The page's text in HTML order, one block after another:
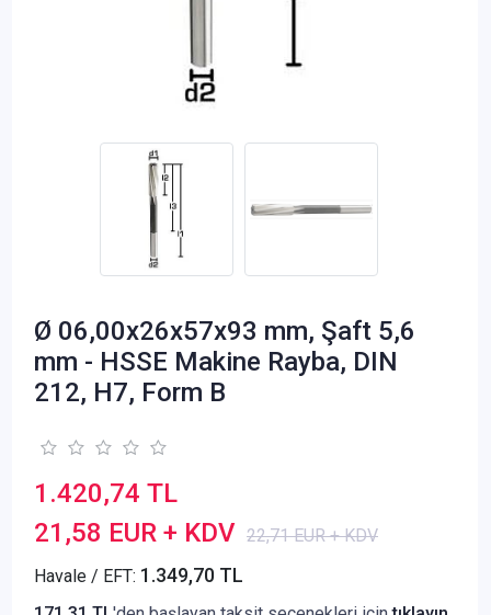
Ø 06,00x26x57x93 mm, Şaft 5,6
mm - HSSE Makine Rayba, DIN
212, H7, Form B
1.420,74 TL
21,58 EUR + KDV 22,71 EUR + KDV
Havale / EFT: 1.349,70 TL